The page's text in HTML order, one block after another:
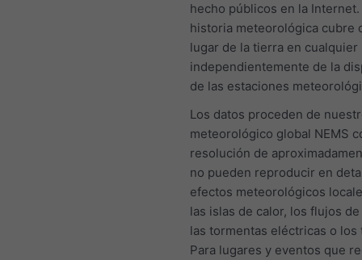
hecho públicos en la
historia meteorológica cubre
lugar de la tierra en cualquier
independientemente de la
de las estaciones
Los datos proceden de
meteorológico global NEMS
resolución de
no pueden reproducir en
efectos meteorológicos
las islas de calor, los flujos
las tormentas eléctricas o los
Para lugares y eventos que